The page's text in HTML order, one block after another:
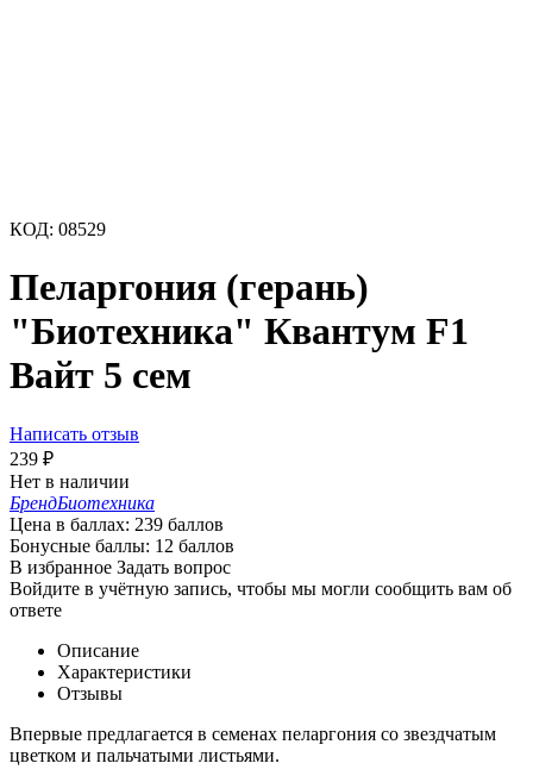
КОД: 08529
Пеларгония (герань)
"Биотехника" Квантум F1
Вайт 5 сем
Написать отзыв
239 ₽
Нет в наличии
БрендБиотехника
Цена в баллах: 239 баллов
Бонусные баллы: 12 баллов
В избранное Задать вопрос
Войдите в учётную запись, чтобы мы могли сообщить вам об
ответе
Описание
Характеристики
Отзывы
Впервые предлагается в семенах пеларгония со звездчатым
цветком и пальчатыми листьями.